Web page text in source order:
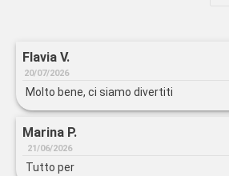
Flavia V.
20/07/2026
Molto bene, ci siamo divertiti
Marina P.
21/06/2026
Tutto per